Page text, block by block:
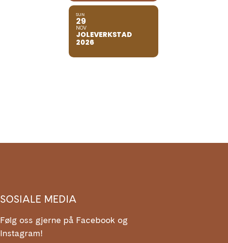
SUN
29
NOV
JOLEVERKSTAD
2026
SOSIALE MEDIA
Følg oss gjerne på Facebook og
Instagram!